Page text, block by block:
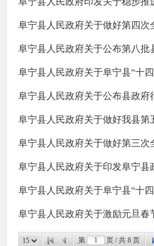
阜宁县人民政府关于做好第四次
阜宁县人民政府关于公布县政
阜宁县人民政府关于做好我县
阜宁县人民政府关于做好第三次
阜宁县人民政府关于印发阜宁
第 页 / 共 8 页